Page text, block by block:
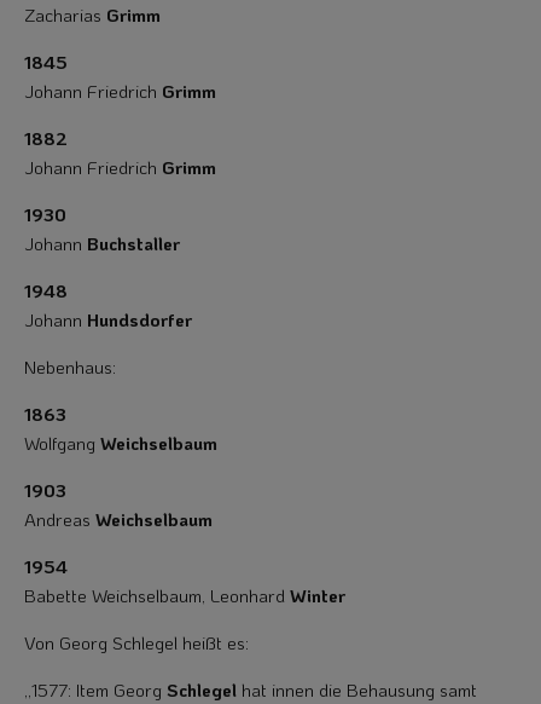
Zacharias Grimm
1845
Johann Friedrich Grimm
1882
Johann Friedrich Grimm
1930
Johann Buchstaller
1948
Johann Hundsdorfer
Nebenhaus:
1863
Wolfgang Weichselbaum
1903
Andreas Weichselbaum
1954
Babette Weichselbaum, Leonhard Winter
Von Georg Schlegel heißt es:
„1577: Item Georg Schlegel hat innen die Behausung samt